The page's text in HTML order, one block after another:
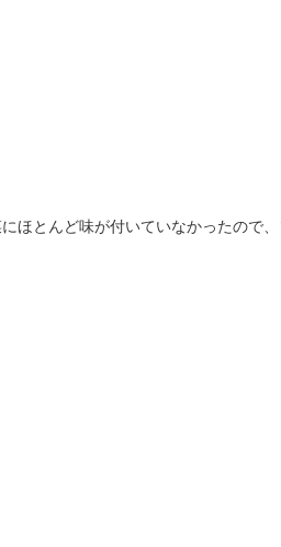
ほとんど味が付いていなかったので